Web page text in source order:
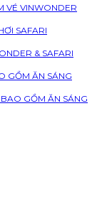
VÉ VINWONDER
SAFARI
& SAFARI
GỒM ĂN SÁNG
GỒM ĂN SÁNG